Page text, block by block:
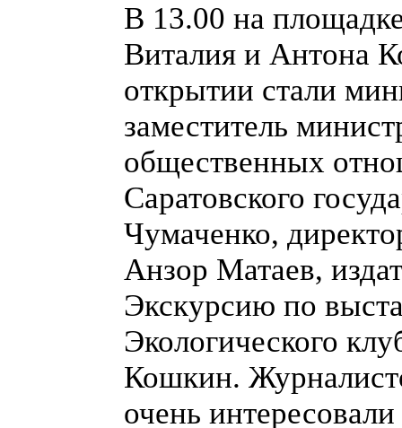
В 13.00 на
Виталия и Антона
открытии стали
заместитель
общественных
Саратовского
Чумаченко,
Анзор Матаев,
Экскурсию по
Экологического
Кошкин.
очень